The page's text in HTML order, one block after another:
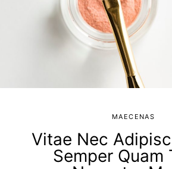
MAECENAS
Vitae Nec
Semper Quam